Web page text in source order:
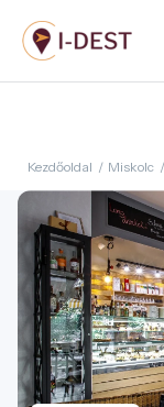
Ugrás
a
tartalomra
Kezdőoldal / Miskolc /